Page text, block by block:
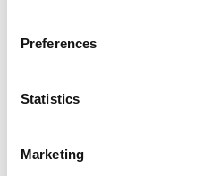
Preferences
Statistics
Marketing